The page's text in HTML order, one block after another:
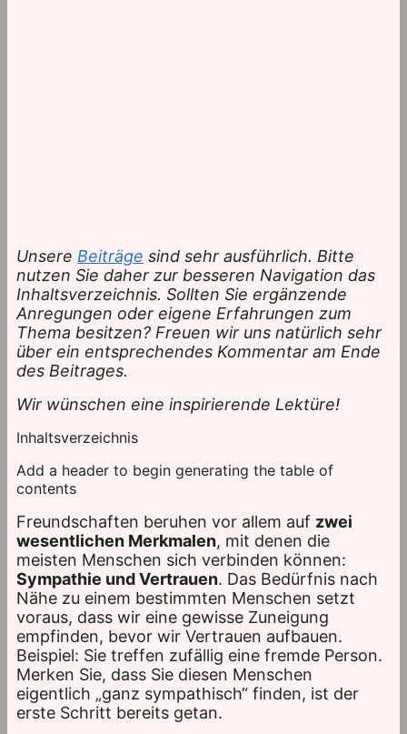
Unsere Beiträge sind sehr ausführlich. Bitte
nutzen Sie daher zur besseren Navigation das
Inhaltsverzeichnis. Sollten Sie ergänzende
Anregungen oder eigene Erfahrungen zum
Thema besitzen? Freuen wir uns natürlich sehr
über ein entsprechendes Kommentar am Ende
des Beitrages.
Wir wünschen eine inspirierende Lektüre!
Inhaltsverzeichnis
Add a header to begin generating the table of
contents
Freundschaften beruhen vor allem auf zwei
wesentlichen Merkmalen, mit denen die
meisten Menschen sich verbinden können:
Sympathie und Vertrauen. Das Bedürfnis nach
Nähe zu einem bestimmten Menschen setzt
voraus, dass wir eine gewisse Zuneigung
empfinden, bevor wir Vertrauen aufbauen.
Beispiel: Sie treffen zufällig eine fremde Person.
Merken Sie, dass Sie diesen Menschen
eigentlich „ganz sympathisch“ finden, ist der
erste Schritt bereits getan.